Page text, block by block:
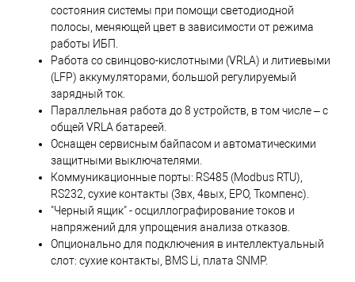
состояния системы при помощи светодиодной
полосы, меняющей цвет в зависимости от режима
работы ИБП.
Работа со свинцово-кислотными (VRLA) и литиевыми
(LFP) аккумуляторами, большой регулируемый
зарядный ток.
Параллельная работа до 8 устройств, в том числе – с
общей VRLA батареей.
Оснащен сервисным байпасом и автоматическими
защитными выключателями.
Коммуникационные порты: RS485 (Modbus RTU),
RS232, сухие контакты (3вх, 4вых, EPO, Ткомпенс).
"Черный ящик" - осциллографирование токов и
напряжений для упрощения анализа отказов.
Опционально для подключения в интеллектуальный
слот: сухие контакты, BMS Li, плата SNMP.